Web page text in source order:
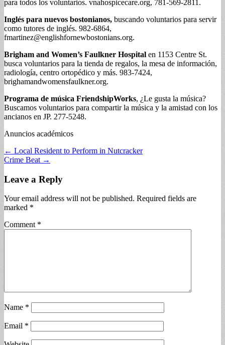
para todos los voluntarios. vnahospicecare.org, 781-569-2811.
Inglés para nuevos bostonianos, buscando voluntarios para servir
como tutores de inglés. 982-6864,
fmartinez@englishfornewbostonians.org.
Brigham and Women’s Faulkner Hospital en 1153 Centre St.
busca voluntarios para la tienda de regalos, la mesa de información,
radiología, centro ortopédico y más. 983-7424,
brighamandwomensfaulkner.org.
Programa de música FriendshipWorks, ¿Le gusta la música?
Buscamos voluntarios para compartir la música y la amistad con los
ancianos en JP. 277-5248.
Anuncios académicos
Post
navigation
← Local Resident to Perform in Nutcracker
Crime Beat →
Leave a Reply
Your email address will not be published. Required fields are
marked *
Comment *
Name *
Email *